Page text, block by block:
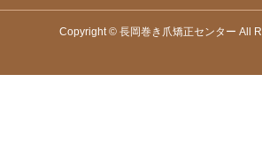
Copyright © 長岡巻き爪矯正センター All